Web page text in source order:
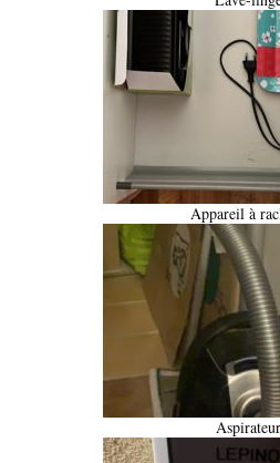
Appareil à
Aspirateur